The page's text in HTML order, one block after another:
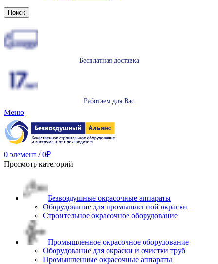
Поиск
Бесплатная доставка
Работаем для Вас
Меню
0 элемент / 0₽
Просмотр категорий
Безвоздушные окрасочные аппараты
Оборудование для промышленной окраски
Строительное окрасочное оборудование
Промышленное окрасочное оборудование
Оборудование для окраски и очистки труб
Промышленные окрасочные аппараты